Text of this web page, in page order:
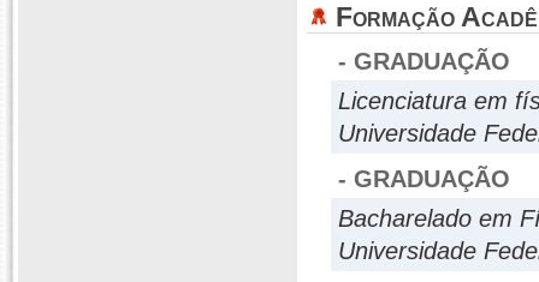
Formação
- GRADUAÇÃO
Licenciatura em
Universidade
- GRADUAÇÃO
Bacharelado em
Universidade